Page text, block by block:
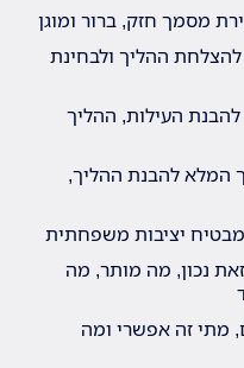
מסמך חזק, ברור ומוגן
ההליך ולבחינת
העילות, ההליך
המלא להבנת ההליך,
יציבות משפחתית
נכון, מה מותר, מה
מתי זה אפשרי ומה